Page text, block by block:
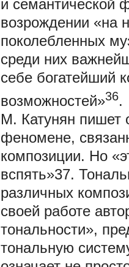
и семантической
возрождении «на
поколебленных
среди них
себе богатейший
возможностей»36.
М. Катунян пишет
феномене,
композиции. Но
вспять»37.
различных
своей работе
тональности»,
тональную